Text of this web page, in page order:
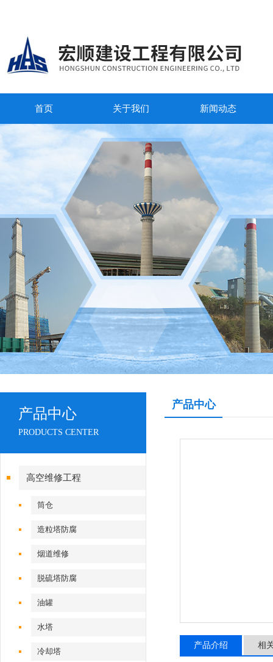
首页 关于我们 新闻动态
产品中心
PRODUCTS CENTER
高空维修工程
筒仓
造粒塔防腐
烟道维修
脱硫塔防腐
油罐
水塔
冷却塔
产品中心
产品介绍 相